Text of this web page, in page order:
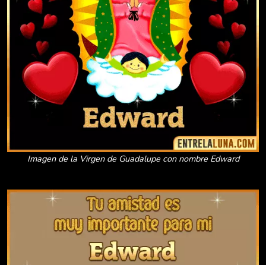
Imagen de la Virgen de Guadalupe con nombre Edward